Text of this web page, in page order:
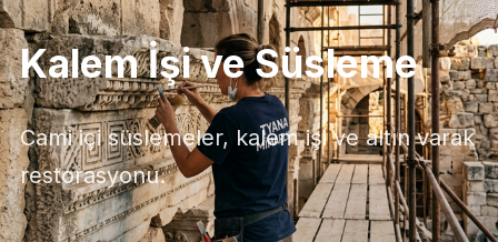
Kalem İşi ve Süsleme
Cami içi süslemeler, kalem işi ve altın varak
restorasyonu.